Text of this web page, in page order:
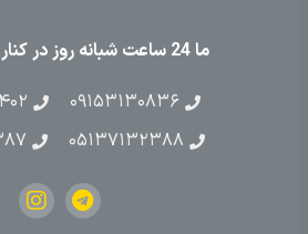
ما 24 ساعت شبانه روز در کنار شما هستیم
۰۹۱۵۳۱۳۰۸۳۶
۰۵۱۳۷۱۳۲۳۸۸